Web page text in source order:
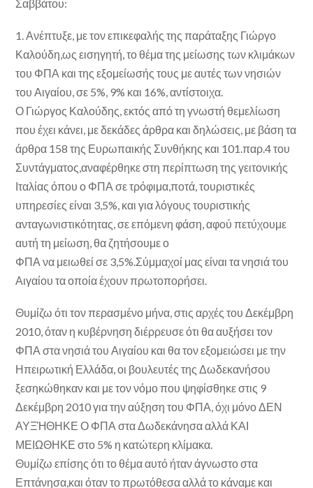
Σαββάτου:
1. Ανέπτυξε, με τον επικεφαλής της παράταξης Γιώργο
Καλούδη,ως εισηγητή, το θέμα της μείωσης των κλιμάκων
του ΦΠΑ και της εξομείωσής τους με αυτές των νησιών
του Αιγαίου, σε 5%, 9% και 16%, αντίστοιχα.
Ο Γιώργος Καλούδης, εκτός από τη γνωστή θεμελίωση
που έχει κάνει, με δεκάδες άρθρα και δηλώσεις, με βάση τα
άρθρα 158 της Ευρωπαικής Συνθήκης και 101.παρ.4 του
Συντάγματος,αναφέρθηκε στη περίπτωση της γειτονικής
Ιταλίας όπου ο ΦΠΑ σε τρόφιμα,ποτά, τουριστικές
υπηρεσίες είναι 3,5%, και για λόγους τουριστικής
ανταγωνιστικότητας, σε επόμενη φάση, αφού πετύχουμε
αυτή τη μείωση, θα ζητήσουμε ο
ΦΠΑ να μειωθεί σε 3,5%.Σύμμαχοί μας είναι τα νησιά του
Αιγαίου τα οποία έχουν πρωτοπορήσει.
Θυμίζω ότι τον περασμένο μήνα, στις αρχές του Δεκέμβρη
2010, όταν η κυβέρνηση διέρρευσε ότι θα αυξήσει τον
ΦΠΑ στα νησιά του Αιγαίου και θα τον εξομειώσει με την
Ηπειρωτική Ελλάδα, οι βουλευτές της Δωδεκανήσου
ξεσηκώθηκαν και με τον νόμο που ψηφίσθηκε στις 9
Δεκέμβρη 2010 για την αύξηση του ΦΠΑ, όχι μόνο ΔΕΝ
ΑΥΞΉΘΗΚΕ Ο ΦΠΑ στα Δωδεκάνησα αλλά ΚΑΙ
ΜΕΙΩΘΗΚΕ στο 5% η κατώτερη κλίμακα.
Θυμίζω επίσης ότι το θέμα αυτό ήταν άγνωστο στα
Επτάνησα,και όταν το πρωτόθεσα αλλά το κάναμε και